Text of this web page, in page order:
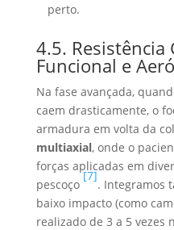
perto.
4.5. Resistência
Funcional e
Na fase avançada,
caem drasticamente, o
armadura em volta da
multiaxial, onde o
forças aplicadas em
pescoço
[7]
. Integramos
baixo impacto (como
realizado de 3 a 5 vezes